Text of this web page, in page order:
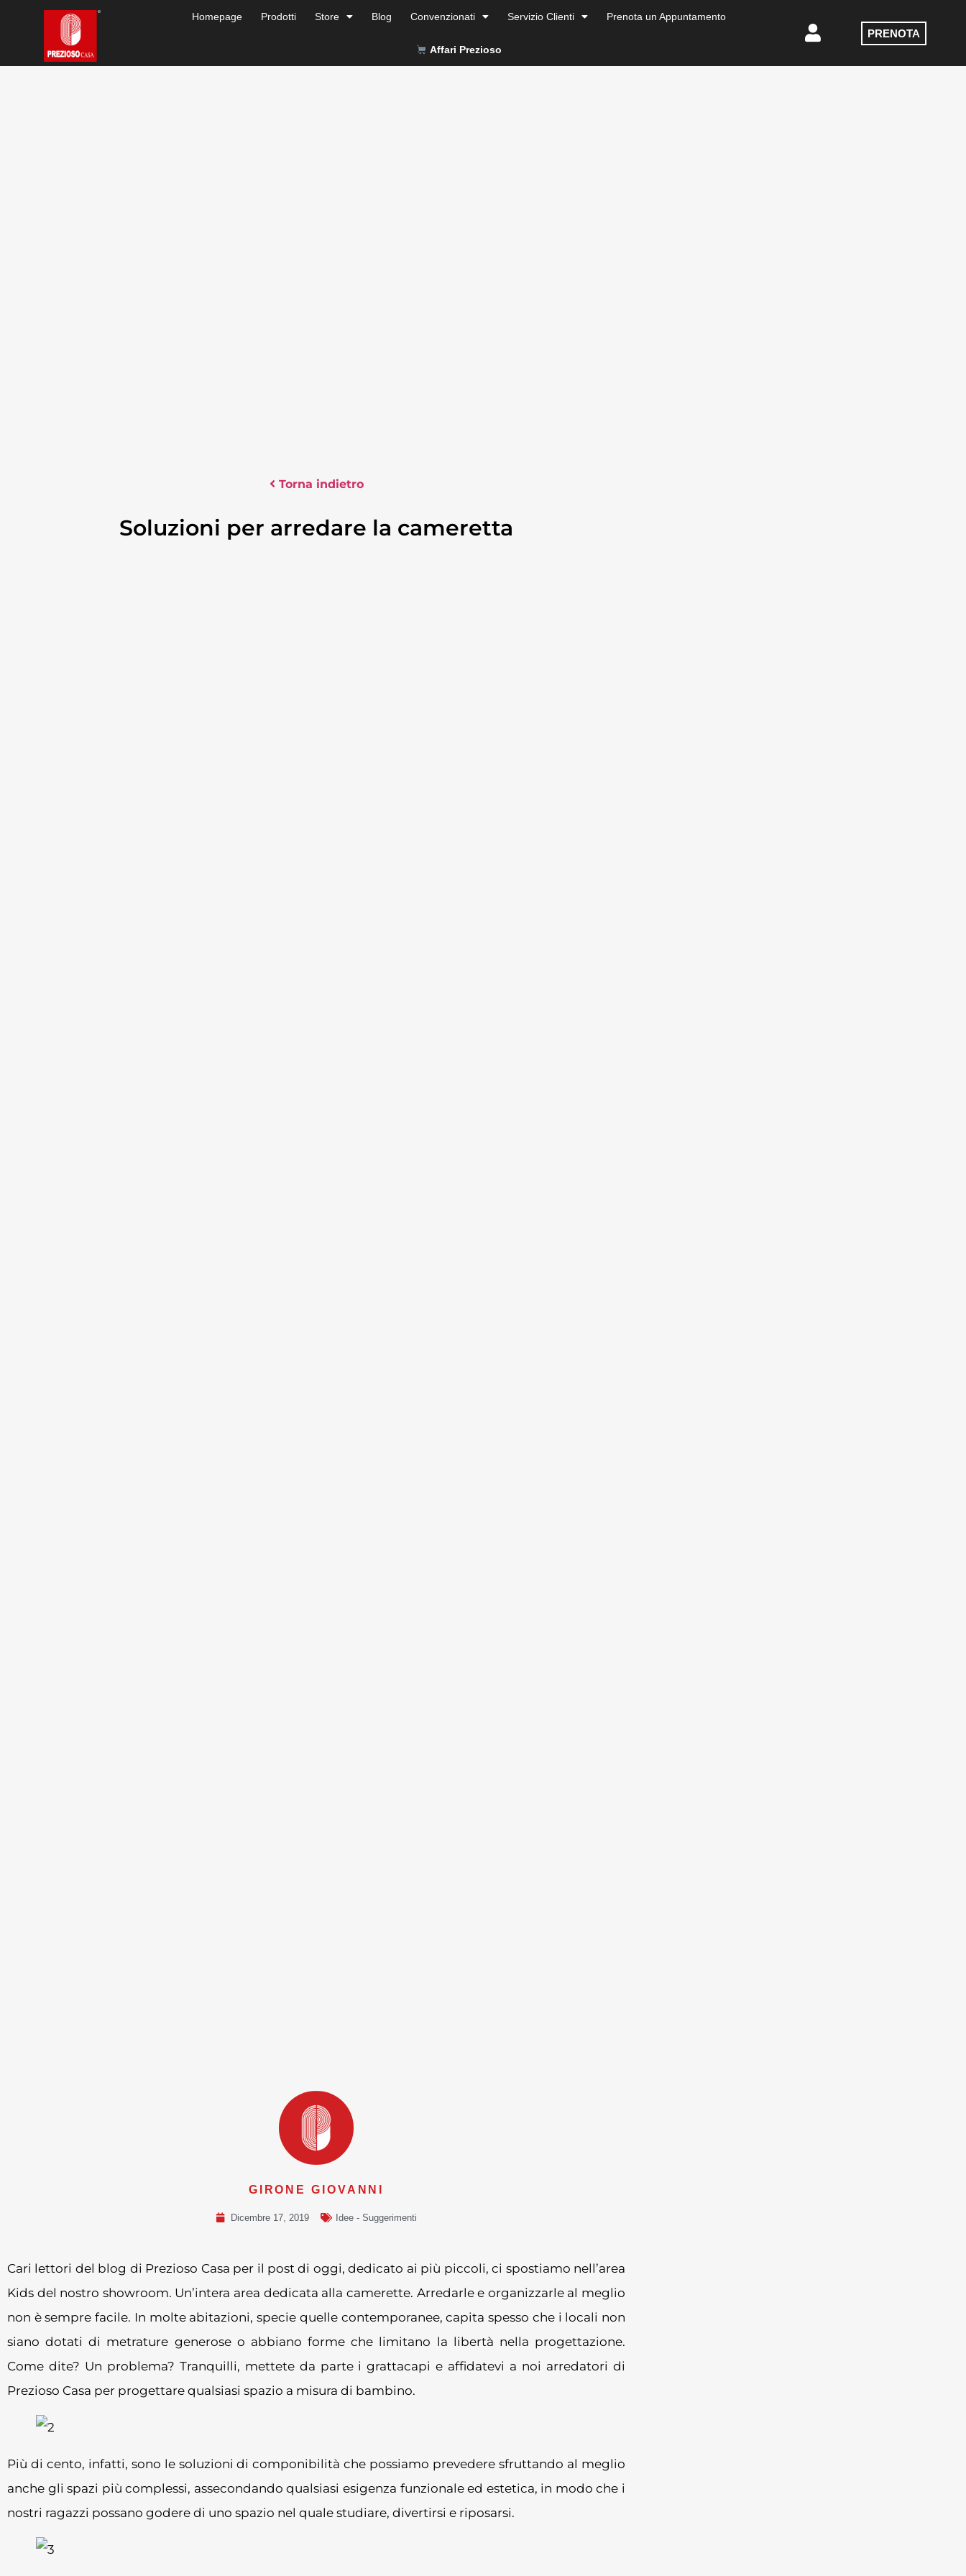
Homepage Prodotti Store Blog Convenzionati Servizio Clienti Prenota un Appuntamento
Affari Prezioso
PRENOTA
Torna indietro
Soluzioni per arredare la cameretta
GIRONE GIOVANNI
Dicembre 17, 2019 Idee - Suggerimenti
Cari lettori del blog di Prezioso Casa per il post di oggi, dedicato ai più piccoli, ci spostiamo nell’area
Kids del nostro showroom. Un’intera area dedicata alla camerette. Arredarle e organizzarle al meglio
non è sempre facile. In molte abitazioni, specie quelle contemporanee, capita spesso che i locali non
siano dotati di metrature generose o abbiano forme che limitano la libertà nella progettazione.
Come dite? Un problema? Tranquilli, mettete da parte i grattacapi e affidatevi a noi arredatori di
Prezioso Casa per progettare qualsiasi spazio a misura di bambino.
Più di cento, infatti, sono le soluzioni di componibilità che possiamo prevedere sfruttando al meglio
anche gli spazi più complessi, assecondando qualsiasi esigenza funzionale ed estetica, in modo che i
nostri ragazzi possano godere di uno spazio nel quale studiare, divertirsi e riposarsi.